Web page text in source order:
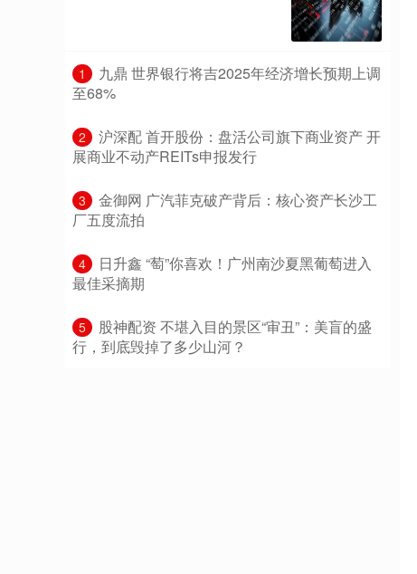
1
​九鼎 世界银行将吉2025年经济增长预期上调
至68%
2
​沪深配 首开股份：盘活公司旗下商业资产 开
展商业不动产REITs申报发行
3
​金御网 广汽菲克破产背后：核心资产长沙工
厂五度流拍
4
​日升鑫 “萄”你喜欢！广州南沙夏黑葡萄进入
最佳采摘期
5
​股神配资 不堪入目的景区“审丑”：美盲的盛
行，到底毁掉了多少山河？